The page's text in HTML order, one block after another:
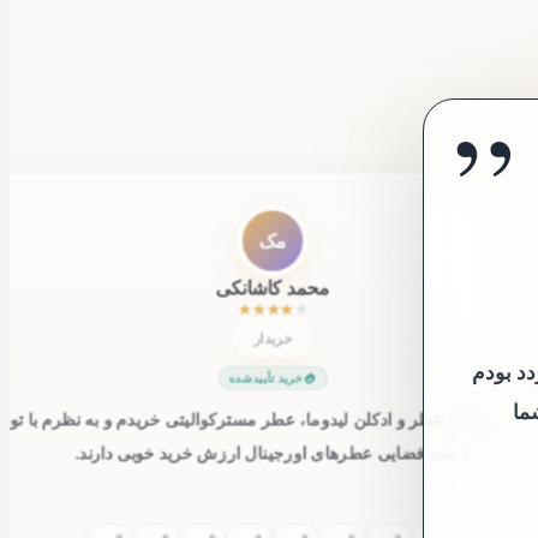
مک
محمد کاشانکی
★★★★ ★
خریدار
خرید تأییدشده
از فروشگاه‌ عطر و ادکلن لیدوما، عطر مسترکوالیتی خریدم و به نظرم با
قیمت فضایی عطرهای اورجینال ارزش خرید خوبی دارند.
”
بودم